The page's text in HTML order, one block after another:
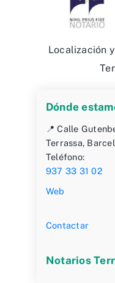
Localización
Dónde
📍 Calle
Terrassa,
Teléfono:
937 33 31 02
Web
Contactar
Notarios